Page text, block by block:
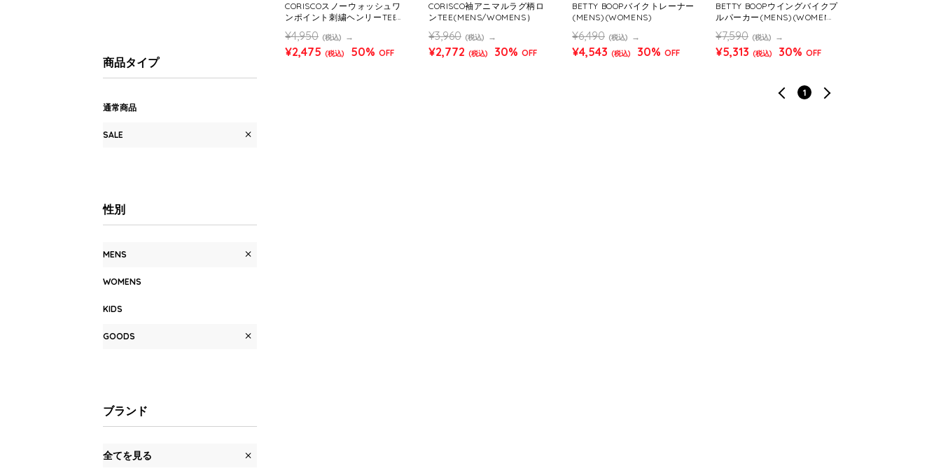
CORISCOスノーウォッシュワ
ンポイント刺繍ヘンリーTEE
¥4,950 (税込)
¥2,475 (税込) 50% OFF
CORISCO袖アニマルラグ柄ロ
ンTEE(MENS/WOMENS）
¥3,960 (税込)
¥2,772 (税込) 30% OFF
BETTY BOOPバイクトレーナー
(MENS)(WOMENS)
¥6,490 (税込)
¥4,543 (税込) 30% OFF
BETTY BOOPウイングバイクプ
ルパーカー(MENS)(WOMEN
¥7,590 (税込)
¥5,313 (税込) 30% OFF
1
商品タイプ
通常商品
SALE
性別
MENS
WOMENS
KIDS
GOODS
ブランド
全てを見る